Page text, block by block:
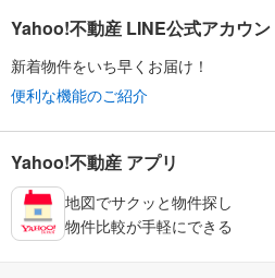
Yahoo!不動産 LINE公式アカウン
新着物件をいち早くお届け！
便利な機能のご紹介
Yahoo!不動産 アプリ
地図でサクッと物件探し
物件比較が手軽にできる